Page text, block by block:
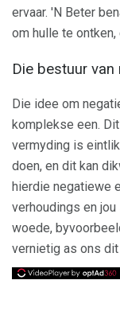
ervaar. 'N Beter
om hulle te
Die bestuur
Die idee om
komplekse een.
vermyding is
doen, en dit kan
hierdie negatiewe
verhoudings en
woede,
vernietig as ons dit